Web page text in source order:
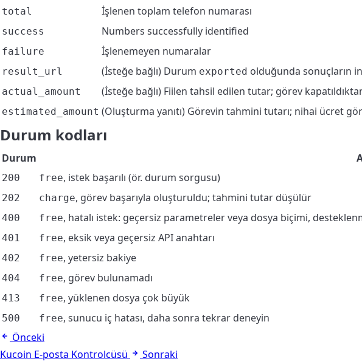
total İşlenen toplam telefon numarası
success Numbers successfully identified
failure İşlenemeyen numaralar
result_url (İsteğe bağlı) Durum exported olduğunda sonuçların
actual_amount (İsteğe bağlı) Fiilen tahsil edilen tutar; görev
estimated_amount (Oluşturma yanıtı) Görevin tahmini tutarı; nihai ücret
Durum kodları
Durum
200 free, istek başarılı (ör. durum sorgusu)
202 charge, görev başarıyla oluşturuldu; tahmini tutar düşülür
400 free, hatalı istek: geçersiz parametreler veya dosya biçimi,
401 free, eksik veya geçersiz API anahtarı
402 free, yetersiz bakiye
404 free, görev bulunamadı
413 free, yüklenen dosya çok büyük
500 free, sunucu iç hatası, daha sonra tekrar deneyin
Önceki
Kucoin E-posta Kontrolcüsü
Sonraki